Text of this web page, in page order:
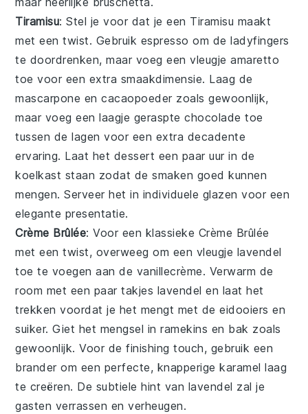
Tiramisu: Stel je voor dat je een Tiramisu maakt
met een twist. Gebruik espresso om deladyfingers
te doordrenken, maar voeg een vleugjeamaretto
toe voor een extra smaakdimensie. Laag de
mascarpone encacaopoeder zoals gewoonlijk,
maar voeg een laagje geraspte chocolade toe
tussen de lagen voor een extra decadente
ervaring. Laat het dessert een paar uur in de
koelkast staan zodat de smaken goed kunnen
mengen. Serveer het in individuele glazen voor een
elegante presentatie.
Crème Brûlée: Voor een klassieke Crème Brûlée
met een twist, overweeg om een vleugje lavendel
toe te voegen aan de vanillecrème. Verwarm de
room met een paar takjes lavendel en laat het
trekken voordat je het mengt met deeidooiers en
suiker. Giet het mengsel in ramekins en bak zoals
gewoonlijk. Voor de finishing touch, gebruik een
brander om een perfecte, knapperigekaramel laag
te creëren. De subtiele hint van lavendel zal je
gasten verrassen en verheugen.